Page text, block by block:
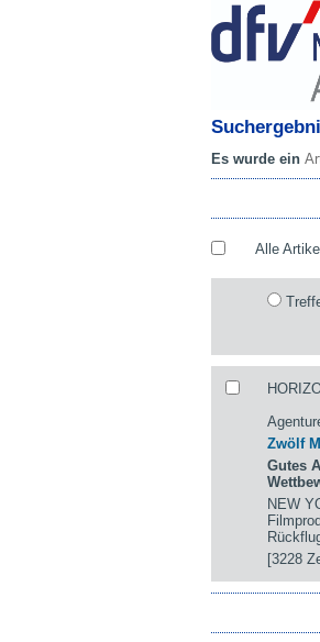
Es wurde ein
Alle
Zwölf
Gutes
NEW
[3228